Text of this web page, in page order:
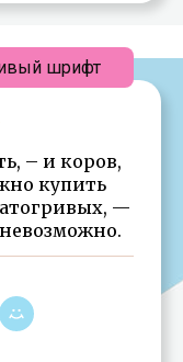
– и коров,
купить
—
шрифт